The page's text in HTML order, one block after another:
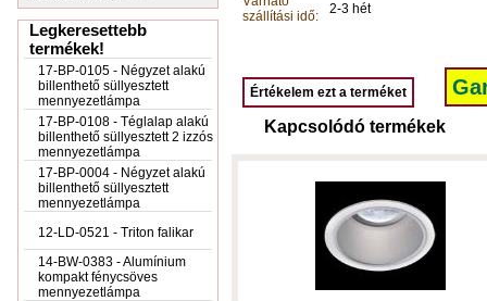
Legkeresettebb
termékek!
17-BP-0105 - Négyzet alakú
billenthető süllyesztett
mennyezetlámpa
17-BP-0108 - Téglalap alakú
billenthető süllyesztett 2 izzós
mennyezetlámpa
17-BP-0004 - Négyzet alakú
billenthető süllyesztett
mennyezetlámpa
12-LD-0521 - Triton falikar
14-BW-0383 - Alumínium
kompakt fénycsöves
mennyezetlámpa
szállítási idő:
2-3 hét
Értékelem ezt a terméket
Kapcsolódó termékek